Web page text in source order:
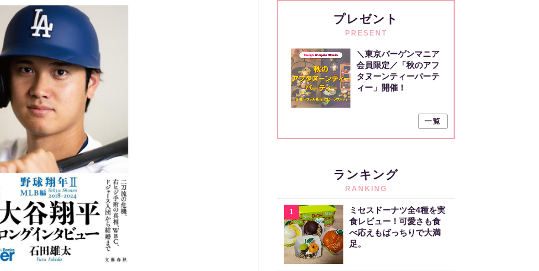
プレゼント
PRESENT
＼東京バーゲンマニア
会員限定／「秋のアフ
タヌーンティーパーテ
ィー」開催！
一覧
ランキング
RANKING
1
ミセスドーナツ全4種を実
食レビュー！可愛さも食
べ応えもばっちりで大満
足。